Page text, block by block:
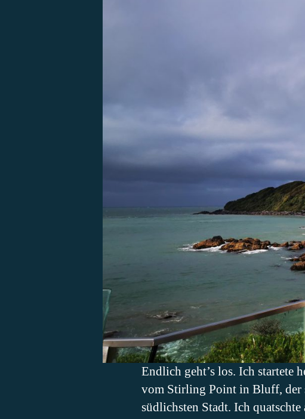
Endlich geht’s los. Ich startete
vom Stirling Point in Bluff, der
südlichsten Stadt. Ich